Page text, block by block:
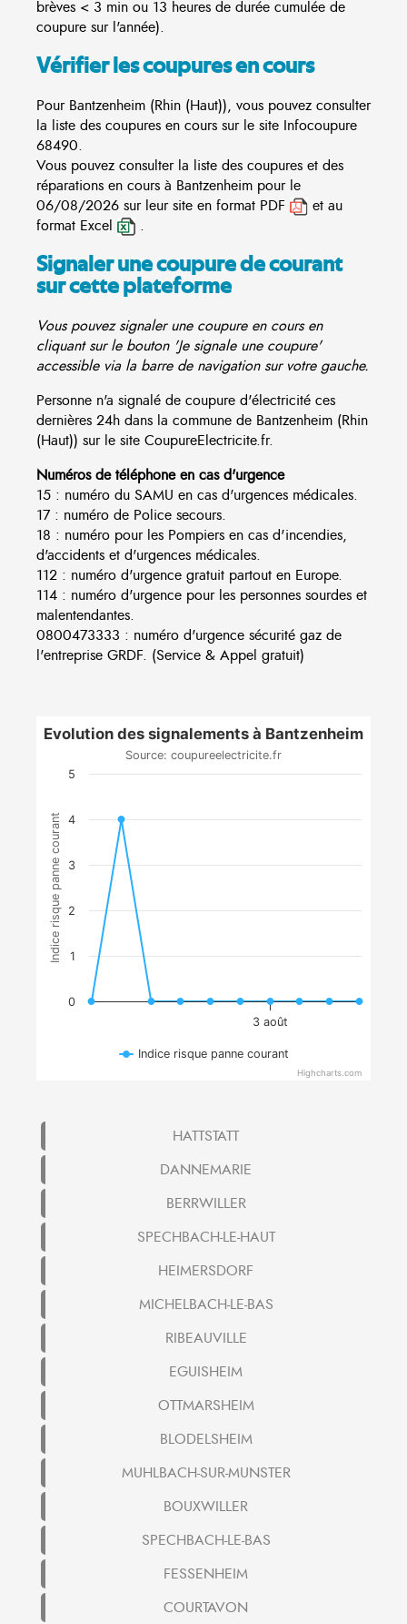
brèves < 3 min ou 13 heures de durée cumulée de
coupure sur l'année).
Vérifier les coupures en cours
Pour Bantzenheim (Rhin (Haut)), vous pouvez consulter
la liste des coupures en cours sur le site Infocoupure
68490.
Vous pouvez consulter la liste des coupures et des
réparations en cours à Bantzenheim pour le
06/08/2026 sur leur site en format PDF
et au
format Excel
.
Signaler une coupure de courant
sur cette plateforme
Vous pouvez signaler une coupure en cours en
cliquant sur le bouton 'Je signale une coupure'
accessible via la barre de navigation sur votre gauche.
Personne n'a signalé de coupure d'électricité ces
dernières 24h dans la commune de Bantzenheim (Rhin
(Haut)) sur le site CoupureElectricite.fr.
Numéros de téléphone en cas d'urgence
15 : numéro du SAMU en cas d'urgences médicales.
17 : numéro de Police secours.
18 : numéro pour les Pompiers en cas d'incendies,
d'accidents et d'urgences médicales.
112 : numéro d'urgence gratuit partout en Europe.
114 : numéro d'urgence pour les personnes sourdes et
malentendantes.
0800473333 : numéro d'urgence sécurité gaz de
l'entreprise GRDF. (Service & Appel gratuit)
Indice risque panne courant
Evolution des signalements à Bantzenheim
Source: coupureelectricite.fr
3 août
0
1
2
3
4
5
Indice risque panne courant
Highcharts.com
HATTSTATT
DANNEMARIE
BERRWILLER
SPECHBACH-LE-HAUT
HEIMERSDORF
MICHELBACH-LE-BAS
RIBEAUVILLE
EGUISHEIM
OTTMARSHEIM
BLODELSHEIM
MUHLBACH-SUR-MUNSTER
BOUXWILLER
SPECHBACH-LE-BAS
FESSENHEIM
COURTAVON